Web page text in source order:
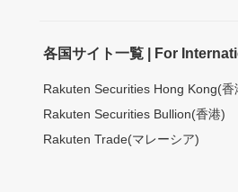
各国サイト一覧 | For
Rakuten Securities Hong Kong(香
Rakuten Securities Bullion(香港)
Rakuten Trade(マレーシア)